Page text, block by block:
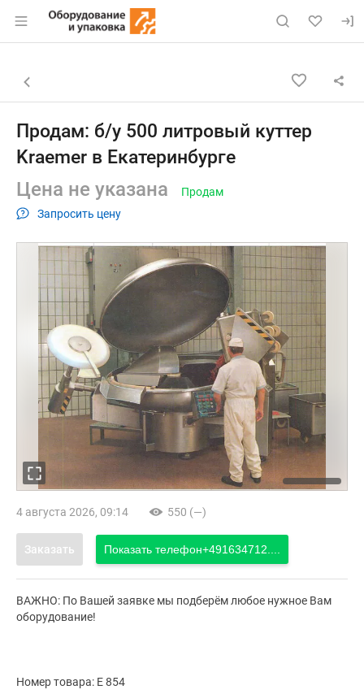
Раздел навигации по сайту eqinfo.ru
Объявление: Продам: б/у 500
Навигация и управление объявлением
Назад к списку объявлений
Продам: б/у 500 литровый куттер
Kraemer в Екатеринбурге
Цена не указана
Запросить цену
Продам
4 августа 2026, 09:14 550 (—)
Заказать Показать телефон+491634712....
ВАЖНО: По Вашей заявке мы подберём любое нужное Вам
оборудование!
Номер товара: Е 854